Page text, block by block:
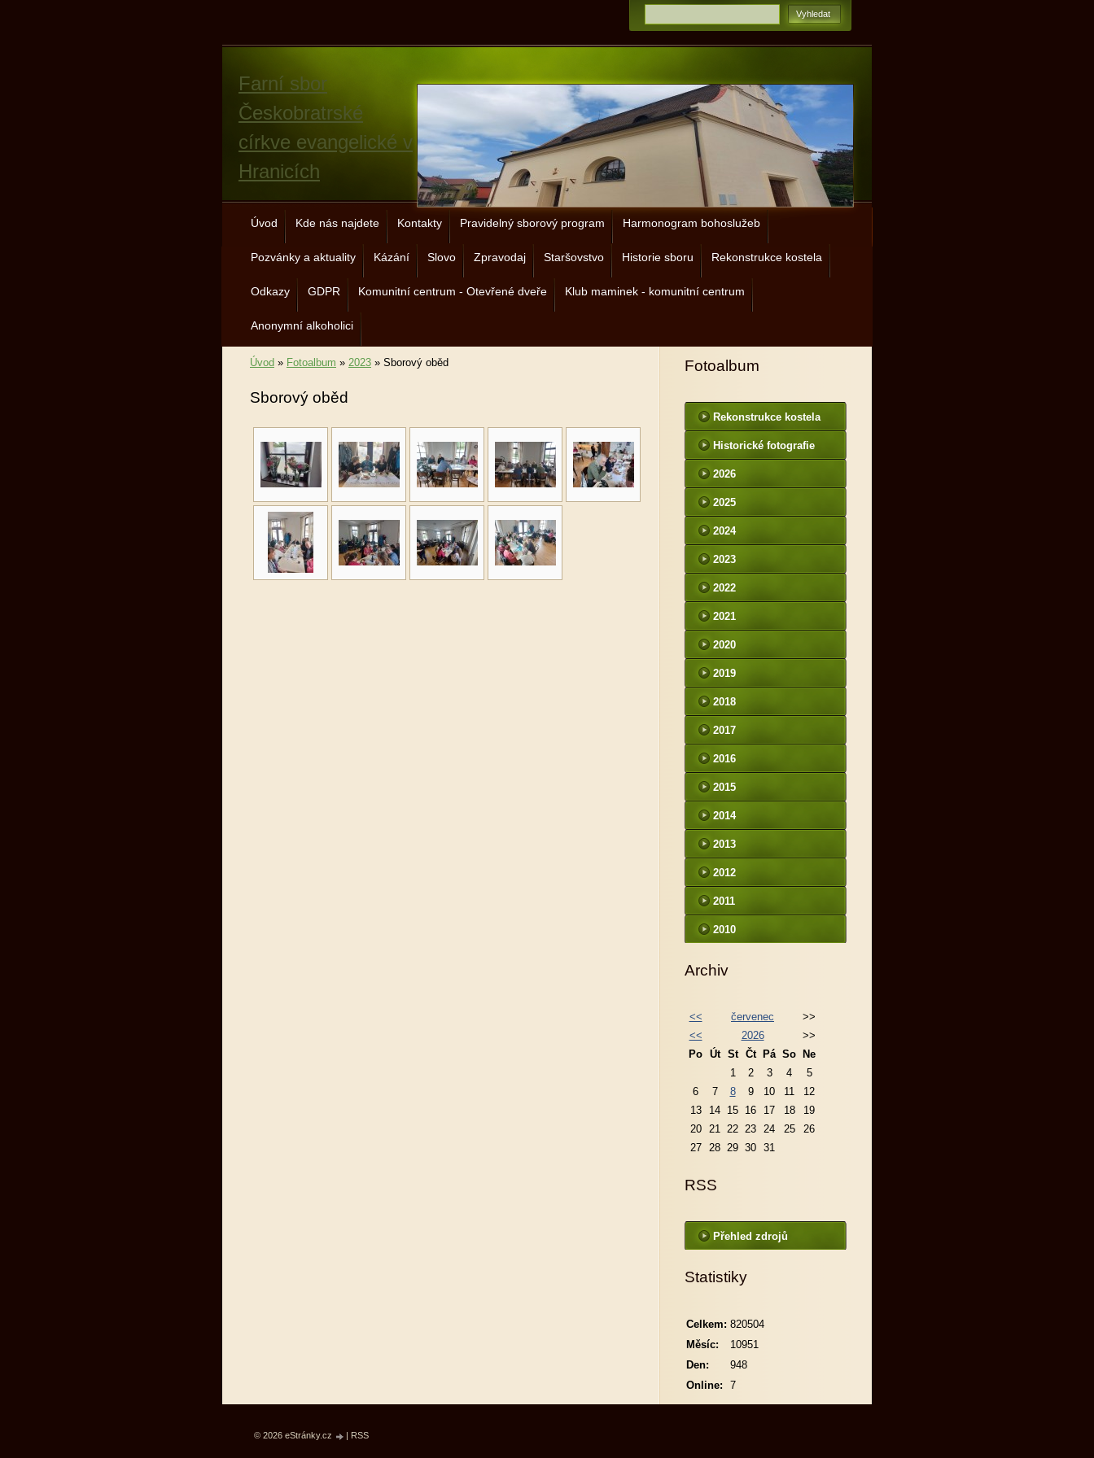
Farní sbor
Českobratrské
církve evangelické v
Hranicích
Úvod Kde nás najdete Kontakty Pravidelný sborový program Harmonogram bohoslužeb
Pozvánky a aktuality Kázání Slovo Zpravodaj Staršovstvo Historie sboru Rekonstrukce kostela
Odkazy GDPR Komunitní centrum - Otevřené dveře Klub maminek - komunitní centrum
Anonymní alkoholici
Úvod » Fotoalbum » 2023 » Sborový oběd
Sborový oběd
Fotoalbum
Rekonstrukce kostela
Historické fotografie
2026
2025
2024
2023
2022
2021
2020
2019
2018
2017
2016
2015
2014
2013
2012
2011
2010
Archiv
<< červenec
>>
<<
2026
>>
Po Út St Čt Pá So
Ne
1
2 3 4
5
6
7 8 9 10 11
12
13
14 15 16 17 18
19
20
21 22 23 24 25
26
27
28 29 30 31
RSS
Přehled zdrojů
Statistiky
Online: 7
Celkem: 820504
Měsíc:
10951
Den:
948
© 2026 eStránky.cz | RSS